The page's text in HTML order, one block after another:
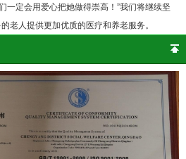
一定会用爱心把她做得崇高！”我们将继续坚
老人提供更加优质的医疗和养老服务。